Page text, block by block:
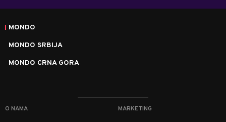
MONDO
MONDO SRBIJA
MONDO CRNA GORA
O NAMA MARKETING